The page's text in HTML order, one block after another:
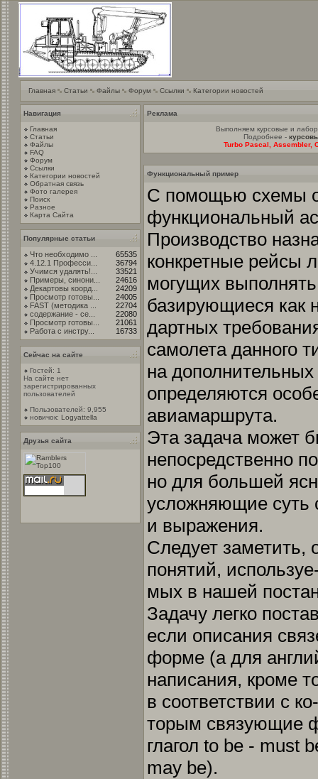
Главная Статьи Файлы Форум Ссылки Категории новостей
Навигация
Главная
Статьи
Файлы
FAQ
Форум
Ссылки
Категории новостей
Обратная связь
Фото галерея
Поиск
Разное
Карта Сайта
Популярные статьи
Что необходимо ...
65535
4.12.1 Професси...
36794
Учимся удалять!...
33521
Примеры, синони...
24616
Декартовы коорд...
24209
Просмотр готовы...
24005
FAST (методика ...
22704
содержание - се...
22080
Просмотр готовы...
21061
Работа с инстру...
16733
Сейчас на сайте
Гостей: 1
На сайте нет
зарегистрированных
пользователей
Пользователей: 9,955
новичок: Logyattella
Друзья сайта
Реклама
Выполняем курсовые и
Подробнее -
Turbo Pascal, Assembler,
Функциональный пример
С помощью схемы
функциональный
Производство
конкретные рейсы
могущих
базирующиеся как
дартных
самолета данного
на
определяются
авиамаршрута.
Эта задача может
непосредственно
но для большей
усложняющие суть
и выражения.
Следует заметить,
понятий,
мых в нашей
Задачу легко
если описания
форме (а для
написания, кроме
в соответствии с ко-
торым связующие
глагол to be - must
may be).